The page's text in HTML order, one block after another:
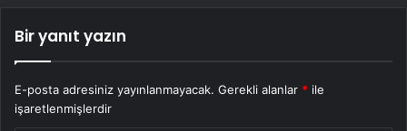
Bir yanıt yazın
E-posta adresiniz yayınlanmayacak. Gerekli alanlar * ile
işaretlenmişlerdir